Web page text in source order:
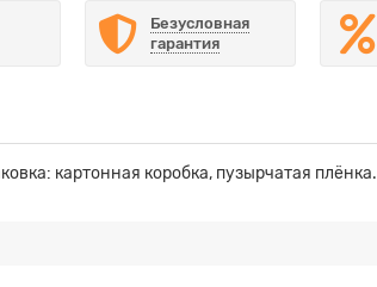
Безусловная
гарантия
картонная коробка, пузырчатая плёнка.